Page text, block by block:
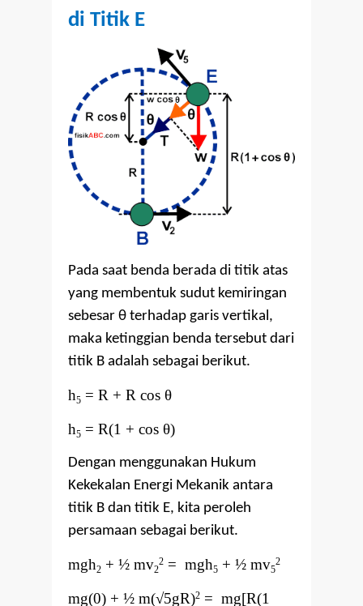
di Titik E
Pada saat benda berada di titik atas
yang membentuk sudut kemiringan
sebesar θ terhadap garis vertikal,
maka ketinggian benda tersebut dari
titik B adalah sebagai berikut.
h5 = R + R cos θ
h5 = R(1 + cos θ)
Dengan menggunakan Hukum
Kekekalan Energi Mekanik antara
titik B dan titik E, kita peroleh
persamaan sebagai berikut.
mgh2 + ½ mv2
2 = mgh5 + ½ mv5
2
mg(0) + ½ m(√5gR)2 = mg[R(1